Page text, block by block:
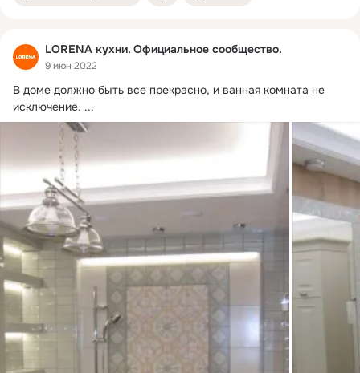
LORENA кухни. Официальное сообщество.
9 июн 2022
В доме должно быть все прекрасно, и ванная комната не
исключение. ...